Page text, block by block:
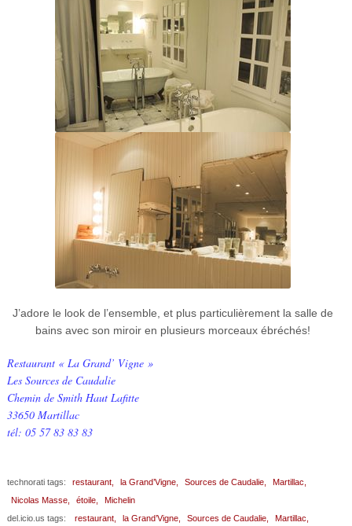
J’adore le look de l’ensemble, et plus particulièrement la salle de
bains avec son miroir en plusieurs morceaux ébréchés!
Restaurant « La Grand’ Vigne »
Les Sources de Caudalie
Chemin de Smith Haut Lafitte
33650 Martillac
tél: 05 57 83 83 83
technorati tags: restaurant, la Grand’Vigne, Sources de Caudalie,
Martillac,
Nicolas Masse,
étoile,
Michelin
del.icio.us tags:
restaurant, la Grand’Vigne, Sources de Caudalie,
Martillac,